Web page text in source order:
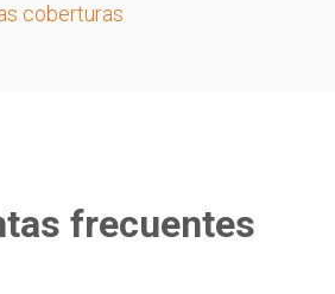
coberturas
frecuentes